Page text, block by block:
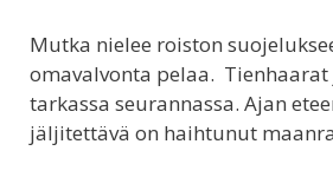
Mutka nielee roiston
omavalvonta pelaa.
tarkassa seurannassa. Ajan
jäljitettävä on haihtunut